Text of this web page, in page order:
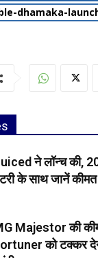
dhamaka-
ने लॉन्च की,
के साथ जानें कीमत
Majestor की
को टक्कर